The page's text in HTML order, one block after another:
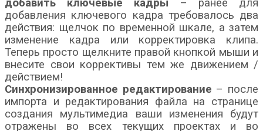
добавить ключевые кадры – ранее для
добавления ключевого кадра требовалось два
действия: щелчок по временной шкале, а затем
изменение кадра или корректировка клипа.
Теперь просто щелкните правой кнопкой мыши и
внесите свои коррективы тем же движением /
действием!
Синхронизированное редактирование – после
импорта и редактирования файла на странице
создания мультимедиа ваши изменения будут
отражены во всех текущих проектах и во